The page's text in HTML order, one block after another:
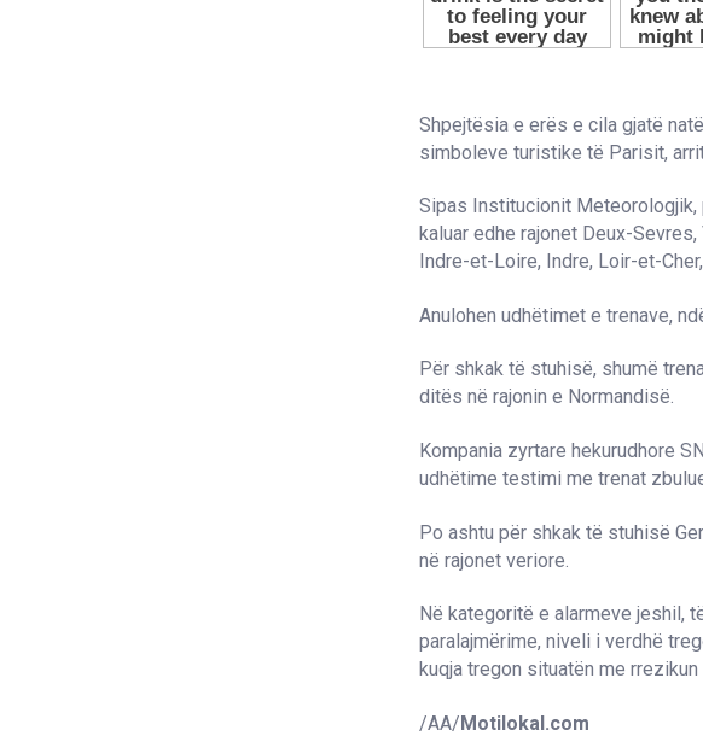
Shpejtësia e erës e cila gjatë
simboleve turistike të Parisit,
Sipas Institucionit Meteorologjik,
kaluar edhe rajonet Deux-
Indre-et-Loire, Indre, Loir-et-
Anulohen udhëtimet e trenave,
Për shkak të stuhisë, shumë
ditës në rajonin e Normandisë.
Kompania zyrtare hekurudhore
udhëtime testimi me trenat
Po ashtu për shkak të stuhisë
në rajonet veriore.
Në kategoritë e alarmeve jeshil,
paralajmërime, niveli i verdhë
kuqja tregon situatën me
/AA/Motilokal.com